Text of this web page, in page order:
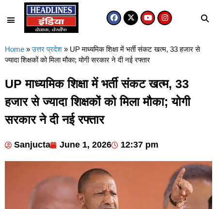
Home » उत्तर प्रदेश » UP माध्यमिक शिक्षा में भर्ती संकट खत्म, 33 हजार से
ज्यादा शिक्षकों को मिला मौका; योगी सरकार ने दी नई रफ्तार
UP माध्यमिक शिक्षा में भर्ती संकट खत्म, 33
हजार से ज्यादा शिक्षकों को मिला मौका; योगी
सरकार ने दी नई रफ्तार
Sanjucta June 1, 2026 12:37 pm